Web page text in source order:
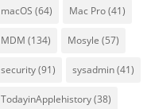
macOS (64) Mac Pro(41)
MDM (134) Mosyle (57)
security(91) sysadmin(41)
TodayinApplehistory(38)